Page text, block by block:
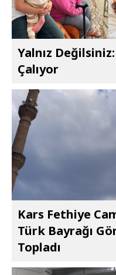
Yalnız Değilsiniz:
Çalıyor
Kars Fethiye
Türk Bayrağı
Topladı